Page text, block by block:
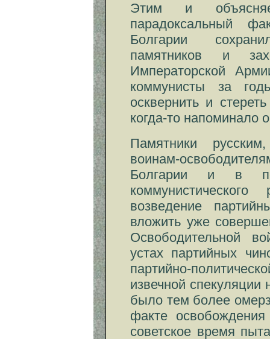
Этим и
парадоксальный
Болгарии
памятников и
Императорской
коммунисты за
осквернить и
когда-то напоминало
Памятники
воинам-
Болгарии и в
возведение
вложить уже
Освободительной
устах партийных
партийно-
извечной
было тем более
факте
советское время